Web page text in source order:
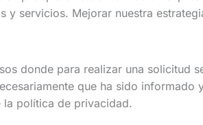
y servicios. Mejorar nuestra
para realizar una solicitud
que ha sido informado
la política de privacidad.